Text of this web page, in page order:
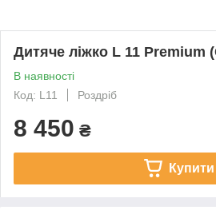
Дитяче ліжко L 11 Premium
В наявності
Код: L11
Роздріб
8 450 ₴
Купити